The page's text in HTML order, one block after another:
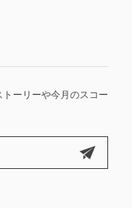
ーリーや今月のスコー